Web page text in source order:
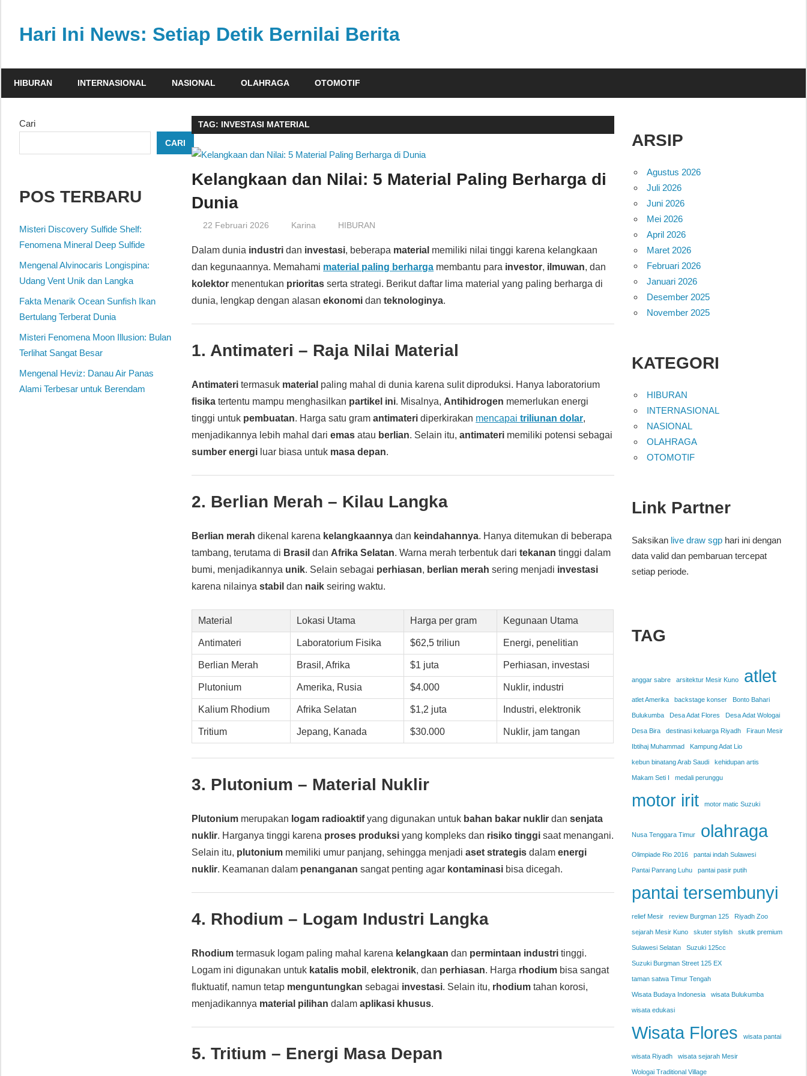
contentHari Ini News: Setiap Detik Bernilai Berita
dan
tercepat
henti
HIBURAN INTERNASIONAL NASIONAL OLAHRAGA OTOMOTIF
TAG: INVESTASI MATERIAL
Kelangkaan dan Nilai: 5 Material Paling Berharga di
Dunia
22 Februari 2026 Karina HIBURAN
Dalam dunia industri dan investasi, beberapa material memiliki nilai tinggi karena kelangkaan
dan kegunaannya. Memahami material paling berharga membantu para investor, ilmuwan, dan
kolektor menentukan prioritas serta strategi. Berikut daftar lima material yang paling berharga di
dunia, lengkap dengan alasanekonomi danteknologinya.
1. Antimateri – Raja Nilai Material
Antimateri termasuk material paling mahal di dunia karena sulit diproduksi. Hanya laboratorium
fisika tertentu mampu menghasilkan partikel ini. Misalnya, Antihidrogen memerlukan energi
tinggi untuk pembuatan. Harga satu gramantimateri diperkirakan mencapaitriliunan dolar,
menjadikannya lebih mahal dariemas atau berlian. Selain itu,antimateri memiliki potensi sebagai
sumber energi luar biasa untuk masa depan.
2. Berlian Merah – Kilau Langka
Berlian merah dikenal karena kelangkaannya dan keindahannya. Hanya ditemukan di beberapa
tambang, terutama di Brasil dan Afrika Selatan. Warna merah terbentuk daritekanan tinggi dalam
bumi, menjadikannya unik. Selain sebagai perhiasan, berlian merah sering menjadi investasi
karena nilainyastabil dan naik seiring waktu.
Material Lokasi Utama Harga per gram Kegunaan Utama
Antimateri Laboratorium Fisika $62,5 triliun Energi, penelitian
Berlian Merah Brasil, Afrika $1 juta Perhiasan, investasi
Plutonium Amerika, Rusia $4.000 Nuklir, industri
Kalium Rhodium Afrika Selatan $1,2 juta Industri, elektronik
Tritium Jepang, Kanada $30.000 Nuklir, jam tangan
3. Plutonium – Material Nuklir
Plutonium merupakan logam radioaktifyang digunakan untuk bahan bakar nuklir dansenjata
nuklir. Harganya tinggi karena proses produksi yang kompleks dan risiko tinggi saat menangani.
Selain itu, plutonium memiliki umur panjang, sehingga menjadiaset strategis dalamenergi
nuklir. Keamanan dalam penanganan sangat penting agar kontaminasi bisa dicegah.
4. Rhodium – Logam Industri Langka
Rhodium termasuk logam paling mahal karena kelangkaan dan permintaan industri tinggi.
Logam ini digunakan untuk katalis mobil ,elektronik, dan perhiasan. Harga rhodium bisa sangat
fluktuatif, namun tetap menguntungkan sebagai investasi. Selain itu, rhodium tahan korosi,
menjadikannya material pilihan dalamaplikasi khusus.
5.Tritium – Energi Masa Depan
Cari
CARI
POS TERBARU
Misteri Discovery Sulfide Shelf:
Fenomena Mineral Deep Sulfide
Mengenal Alvinocaris Longispina:
Udang Vent Unik dan Langka
Fakta Menarik Ocean Sunfish Ikan
Bertulang Terberat Dunia
Misteri Fenomena Moon Illusion: Bulan
Terlihat Sangat Besar
Mengenal Heviz: Danau Air Panas
Alami Terbesar untuk Berendam
ARSIP
Agustus 2026
Juli 2026
Juni 2026
Mei 2026
April 2026
Maret 2026
Februari 2026
Januari 2026
Desember 2025
November 2025
KATEGORI
HIBURAN
INTERNASIONAL
NASIONAL
OLAHRAGA
OTOMOTIF
Link Partner
Saksikan live draw sgphari ini dengan
data valid dan pembaruan tercepat
setiap periode.
TAG
anggar sabre arsitektur Mesir Kuno atlet
atlet Amerika backstage konser Bonto Bahari
Bulukumba Desa Adat Flores Desa Adat Wologai
Desa Bira destinasi keluarga Riyadh Firaun Mesir
Ibtihaj Muhammad Kampung Adat Lio
kebun binatang Arab Saudi kehidupan artis
Makam Seti I medali perunggu
motor irit motor matic Suzuki
Nusa Tenggara Timur olahraga
Olimpiade Rio 2016 pantai indah Sulawesi
Pantai Panrang Luhu pantai pasir putih
pantai tersembunyi
relief Mesir review Burgman 125 Riyadh Zoo
sejarah Mesir Kuno skuter stylish skutik premium
Sulawesi Selatan Suzuki 125cc
Suzuki Burgman Street 125 EX
taman satwa Timur Tengah
Wisata Budaya Indonesia wisata Bulukumba
wisata edukasi
Wisata Flores wisata pantai
wisata Riyadh wisata sejarah Mesir
Wologai Traditional Village